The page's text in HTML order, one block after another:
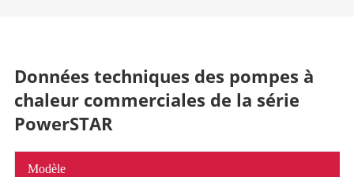
Données techniques des pompes à
chaleur commerciales de la série
PowerSTAR
Modèle